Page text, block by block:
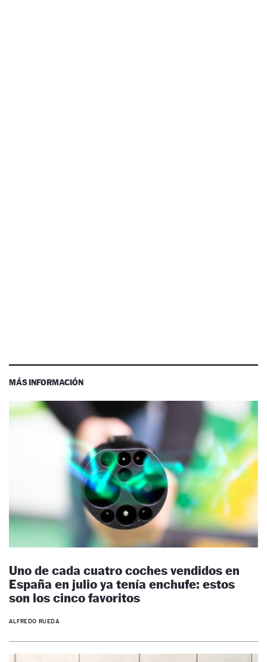
MÁS INFORMACIÓN
Uno de cada cuatro coches vendidos en
España en julio ya tenía enchufe: estos
son los cinco favoritos
ALFREDO RUEDA